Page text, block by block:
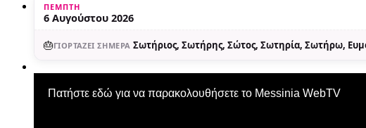
ΠΈΜΠΤΗ
6 Αυγούστου 2026
🎂ΓΙΟΡΤΆΖΕΙ ΣΉΜΕΡΑ Σωτήριος, Σωτήρης, Σώτος, Σωτηρία, Σωτήρω,
Πατήστε εδώ για να παρακολουθήσετε το Messinia WebTV